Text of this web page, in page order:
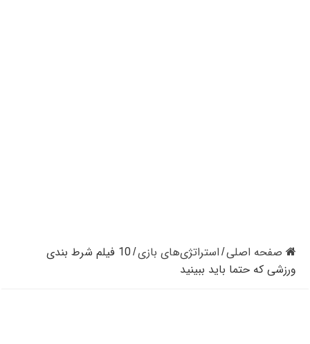
صفحه اصلی/ استراتژی‌های بازی/
10 فیلم شرط‌ بندی
ورزشی که حتما باید ببینید